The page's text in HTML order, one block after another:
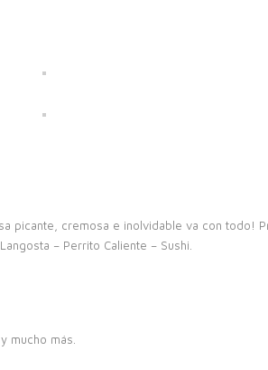
picante, cremosa e inolvidable va con todo!
– Perrito Caliente – Sushi.
mucho más.